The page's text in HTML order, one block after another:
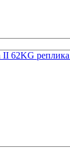
62KG